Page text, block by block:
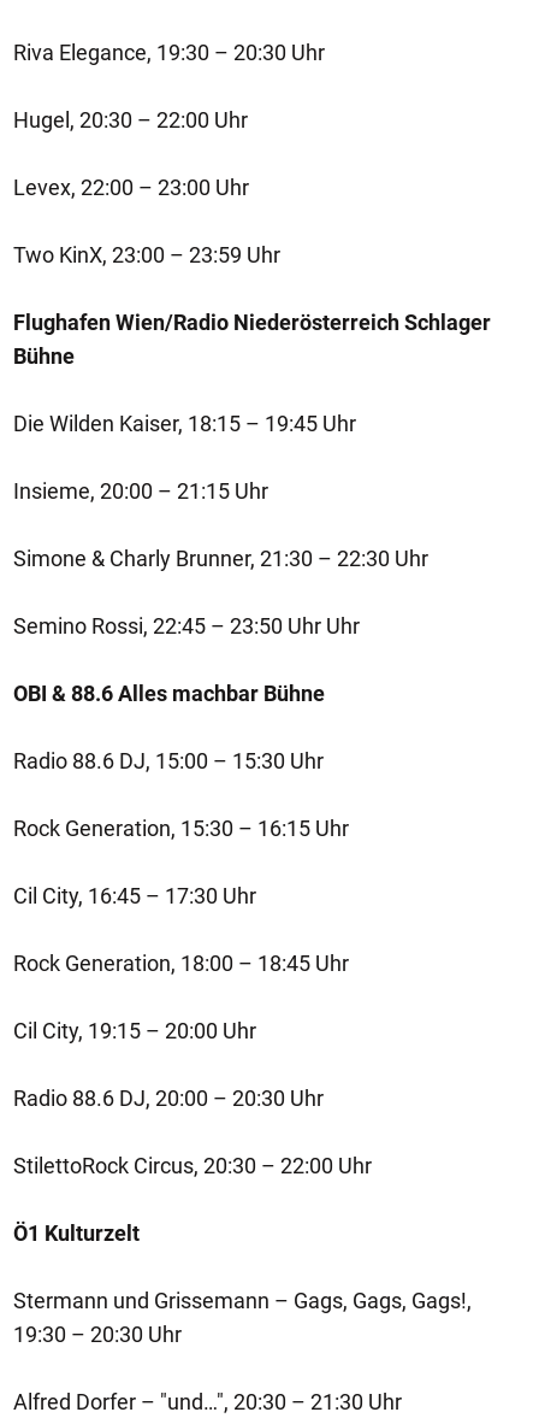
Riva Elegance, 19:30 – 20:30 Uhr
Hugel, 20:30 – 22:00 Uhr
Levex, 22:00 – 23:00 Uhr
Two KinX, 23:00 – 23:59 Uhr
Flughafen Wien/Radio Niederösterreich Schlager
Bühne
Die Wilden Kaiser, 18:15 – 19:45 Uhr
Insieme, 20:00 – 21:15 Uhr
Simone & Charly Brunner, 21:30 – 22:30 Uhr
Semino Rossi, 22:45 – 23:50 Uhr Uhr
OBI & 88.6 Alles machbar Bühne
Radio 88.6 DJ, 15:00 – 15:30 Uhr
Rock Generation, 15:30 – 16:15 Uhr
Cil City, 16:45 – 17:30 Uhr
Rock Generation, 18:00 – 18:45 Uhr
Cil City, 19:15 – 20:00 Uhr
Radio 88.6 DJ, 20:00 – 20:30 Uhr
StilettoRock Circus, 20:30 – 22:00 Uhr
Ö1 Kulturzelt
Stermann und Grissemann – Gags, Gags, Gags!,
19:30 – 20:30 Uhr
Alfred Dorfer – "und…", 20:30 – 21:30 Uhr